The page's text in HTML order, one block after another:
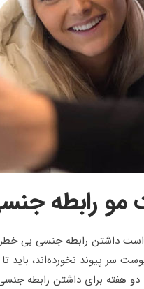
مو رابطه
رابطه جنسی بی خطر
سر پیوند نخورده‌اند، باید
دو هفته برای داشتن رابطه